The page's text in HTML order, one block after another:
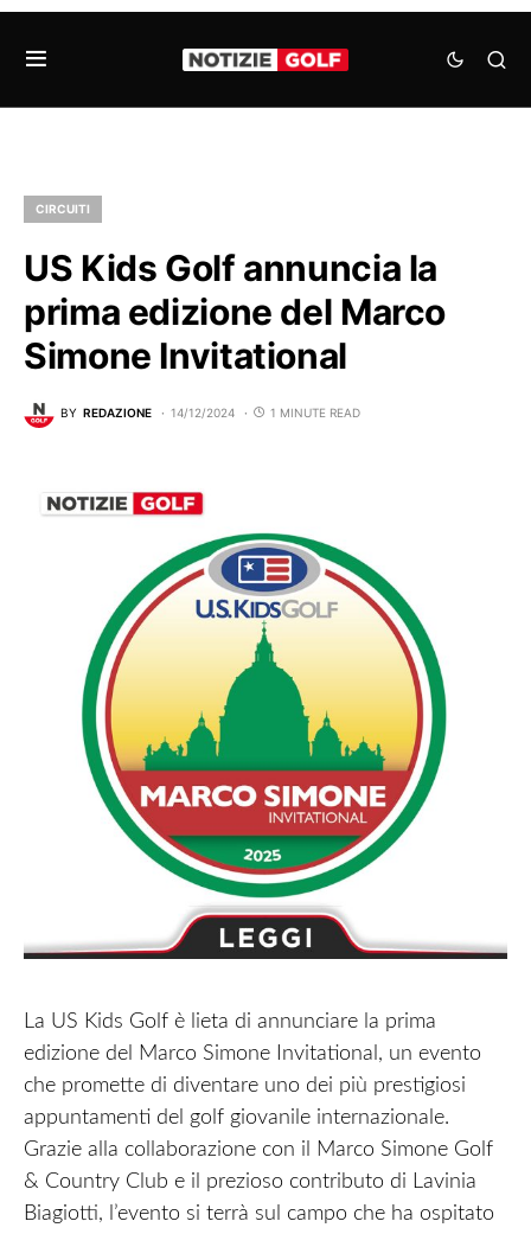
CIRCUITI
US Kids Golf annuncia la
prima edizione del Marco
Simone Invitational
BY REDAZIONE 14/12/2024 1 MINUTE READ
La US Kids Golf è lieta di annunciare la prima
edizione del Marco Simone Invitational, un evento
che promette di diventare uno dei più prestigiosi
appuntamenti del golf giovanile internazionale.
Grazie alla collaborazione con il Marco Simone Golf
& Country Club e il prezioso contributo di Lavinia
Biagiotti, l’evento si terrà sul campo che ha ospitato